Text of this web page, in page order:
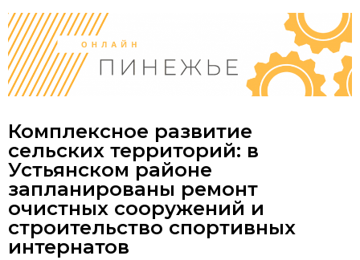
Комплексное развитие
сельских территорий: в
Устьянском районе
запланированы ремонт
очистных сооружений и
строительство спортивных
интернатов